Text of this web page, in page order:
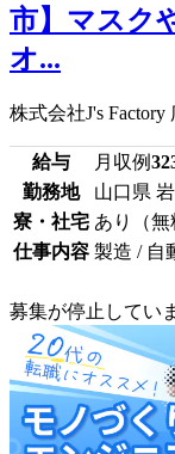
市】マスク
オ...
株式会社J's
給与 月収例
勤務地
山口県
寮・社宅 あり（無
仕事内容 製造 / 自
募集が停止してい